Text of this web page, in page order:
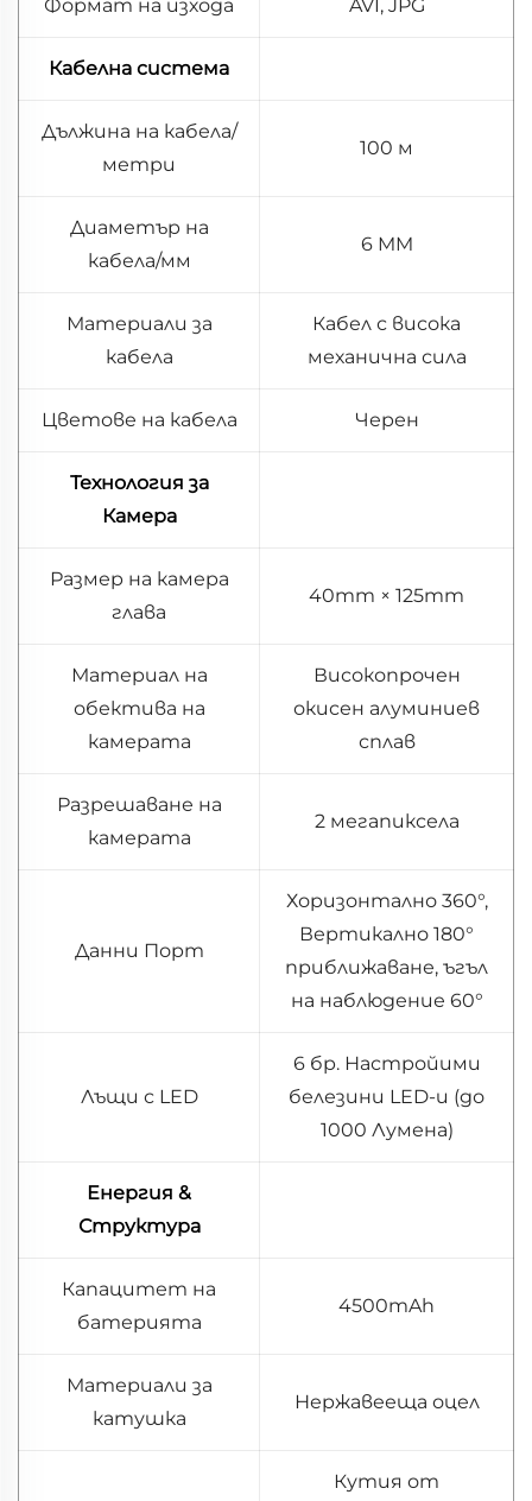
Формат на изхода AVI, JPG
Кабелна система
Дължина на кабела/
метри
100 м
Диаметър на
кабела/мм
6 MM
Материали за
кабела
Кабел с висока
механична сила
Цветове на кабела Черен
Технология за
Камера
Размер на камера
глава
40mm × 125mm
Материал на
обектива на
камерата
Високопрочен
окисен алуминиев
сплав
Разрешаване на
камерата
2 мегапиксела
Данни Порт
Хоризонтално 360°,
Вертикално 180°
приближаване, ъгъл
на наблюдение 60°
Лъщи с LED
6 бр. Настройими
белезини LED-и (до
1000 Лумена)
Енергия &
Структура
Капацитет на
батерията
4500mAh
Материали за
катушка
Нержавееща оцел
Кутия от